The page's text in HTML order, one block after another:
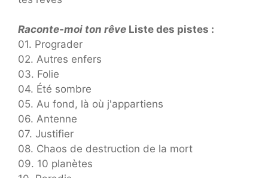
Raconte-moi ton rêve Liste des pistes :
01. Prograder
02. Autres enfers
03. Folie
04. Été sombre
05. Au fond, là où j'appartiens
06. Antenne
07. Justifier
08. Chaos de destruction de la mort
09. 10 planètes